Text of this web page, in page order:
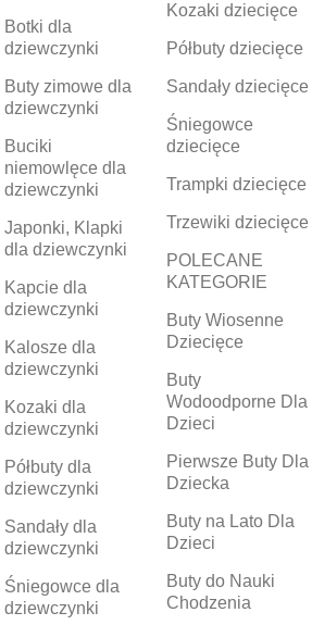
Botki dla
dziewczynki
Buty zimowe dla
dziewczynki
Buciki
niemowlęce dla
dziewczynki
Japonki, Klapki
dla dziewczynki
Kapcie dla
dziewczynki
Kalosze dla
dziewczynki
Kozaki dla
dziewczynki
Półbuty dla
dziewczynki
Sandały dla
dziewczynki
Śniegowce dla
dziewczynki
Kozaki dziecięce
Półbuty dziecięce
Sandały dziecięce
Śniegowce
dziecięce
Trampki dziecięce
Trzewiki dziecięce
POLECANE
KATEGORIE
Buty Wiosenne
Dziecięce
Buty
Wodoodporne Dla
Dzieci
Pierwsze Buty Dla
Dziecka
Buty na Lato Dla
Dzieci
Buty do Nauki
Chodzenia